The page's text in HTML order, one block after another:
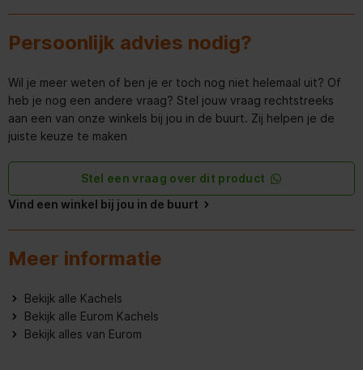
Persoonlijk advies nodig?
Wil je meer weten of ben je er toch nog niet helemaal uit? Of
heb je nog een andere vraag? Stel jouw vraag rechtstreeks
aan een van onze winkels bij jou in de buurt. Zij helpen je de
juiste keuze te maken
Stel een vraag over dit product
Vind een winkel bij jou in de buurt
Meer informatie
Bekijk alle Kachels
Bekijk alle Eurom Kachels
Bekijk alles van Eurom